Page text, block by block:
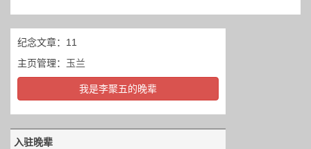
纪念文章：11
主页管理： 玉兰
我是李聚五的晚辈
入驻晚辈